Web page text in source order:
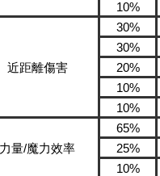
10%
近距離傷害
30%
30%
20%
10%
10%
力量/魔力效率
65%
25%
10%